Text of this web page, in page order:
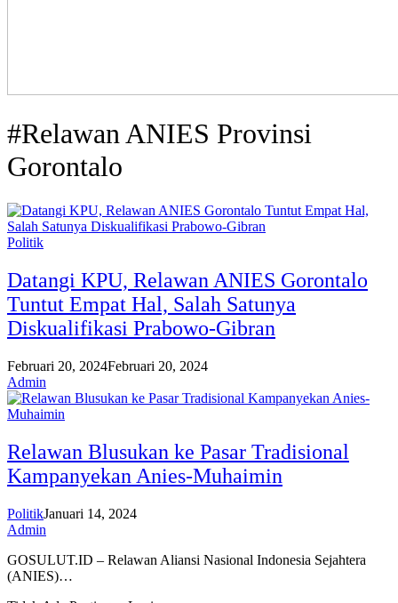
#Relawan ANIES Provinsi
Gorontalo
Politik
Datangi KPU, Relawan ANIES Gorontalo
Tuntut Empat Hal, Salah Satunya
Diskualifikasi Prabowo-Gibran
Februari 20, 2024Februari 20, 2024
Admin
Relawan Blusukan ke Pasar Tradisional
Kampanyekan Anies-Muhaimin
PolitikJanuari 14, 2024
Admin
GOSULUT.ID – Relawan Aliansi Nasional Indonesia Sejahtera
(ANIES)…